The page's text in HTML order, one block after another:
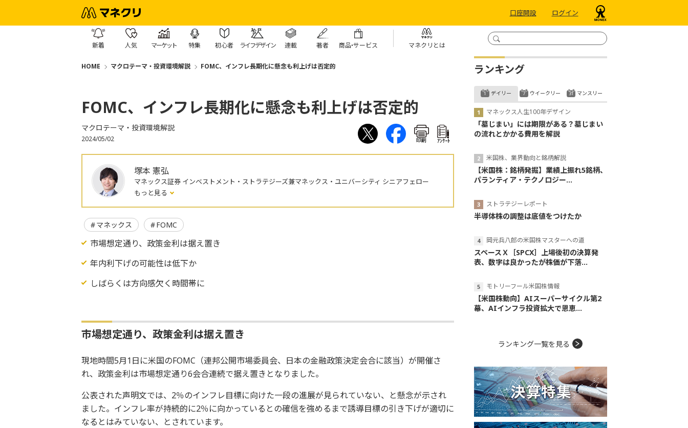
口座開設 ログイン
新着 人気 マーケット 特集 初心者 ライフデザイン 連載 著者 商品・サービス マネクリとは
HOME マクロテーマ・投資環境解説 FOMC、インフレ長期化に懸念も利上げは否定的
FOMC、インフレ長期化に懸念も利上げは否定的
マクロテーマ・投資環境解説
2024/05/02 印刷 ｱﾝｹｰﾄ
塚本 憲弘
マネックス証券 インベストメント・ストラテジーズ兼マネックス・ユニバーシティ シニアフェロー
もっと見る
マネックス FOMC
市場想定通り、政策金利は据え置き
年内利下げの可能性は低下か
しばらくは方向感欠く時間帯に
市場想定通り、政策金利は据え置き
現地時間5月1日に米国のFOMC（連邦公開市場委員会、日本の金融政策決定会合に該当）が開催さ
れ、政策金利は市場想定通り6会合連続で据え置きとなりました。
公表された声明文では、2％のインフレ目標に向けた一段の進展が見られていない、と懸念が示され
ました。インフレ率が持続的に2％に向かっているとの確信を強めるまで誘導目標の引き下げが適切に
なるとはみていない、とされています。
ランキング
デイリー
マネックス人生100年デザイン
「墓じまい」には期限がある？墓じまい
の流れとかかる費用を解説
米国株、業界動向と銘柄解説
【米国株：銘柄発掘】業績上振れ5銘柄、
パランティア・テクノロジー...
ストラテジーレポート
半導体株の調整は底値をつけたか
岡元兵八郎の米国株マスターへの道
スペースＸ［SPCX］上場後初の決算発
表、数字は良かったが株価が下落...
モトリーフール米国株情報
【米国株動向】AIスーパーサイクル第2
幕、AIインフラ投資拡大で恩恵...
ウイークリー マンスリー
ランキング一覧を見る